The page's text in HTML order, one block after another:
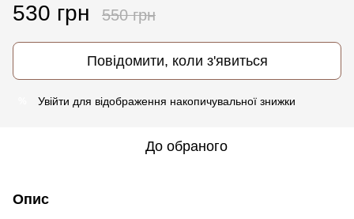
530 грн 550 грн
Повідомити, коли з'явиться
Увійти для відображення накопичувальної знижки
До обраного
Опис